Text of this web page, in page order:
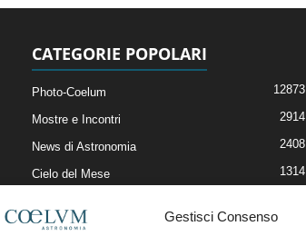
Gestisci Consenso
CATEGORIE POPOLARI
Photo-Coelum 12873
Mostre e Incontri 2914
News di Astronomia 2408
Cielo del Mese 1314
Articoli e Risorse On-Line